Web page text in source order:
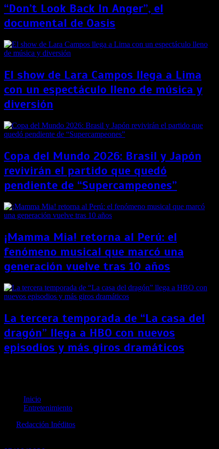
“Don’t Look Back In Anger”, el
documental de Oasis
El show de Lara Campos llega a Lima
con un espectáculo lleno de música y
diversión
Copa del Mundo 2026: Brasil y Japón
revivirán el partido que quedó
pendiente de “Supercampeones”
¡Mamma Mia! retorna al Perú: el
fenómeno musical que marcó una
generación vuelve tras 10 años
La tercera temporada de “La casa del
dragón” llega a HBO con nuevos
episodios y más giros dramáticos
Inicio
Entretenimiento
Redacción Inéditos